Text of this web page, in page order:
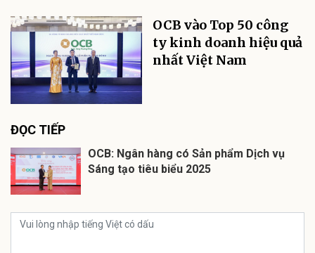
OCB vào Top 50 công
ty kinh doanh hiệu quả
nhất Việt Nam
ĐỌC TIẾP
OCB: Ngân hàng có Sản phẩm Dịch vụ
Sáng tạo tiêu biểu 2025